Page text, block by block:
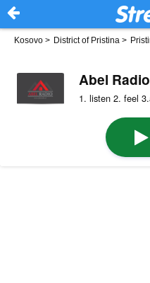
Kosovo > District of Pristina >
Abel Radio
1. listen 2. feel